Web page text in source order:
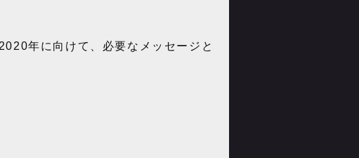
年に向けて、必要なメッセージと